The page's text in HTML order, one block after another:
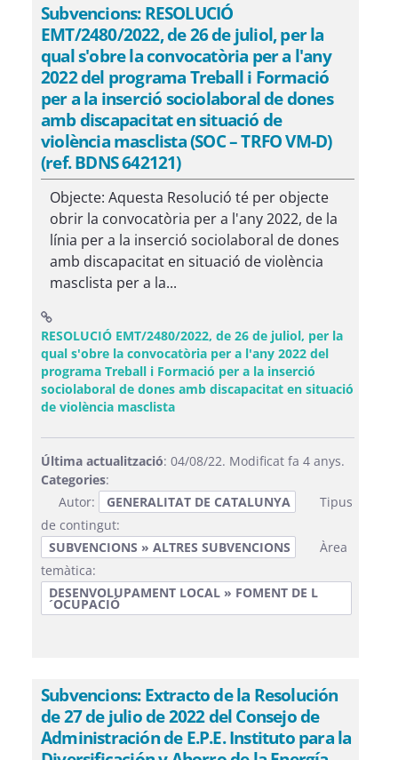
Subvencions: RESOLUCIÓ
EMT/2480/2022, de 26 de juliol, per la
qual s'obre la convocatòria per a l'any
2022 del programa Treball i Formació
per a la inserció sociolaboral de dones
amb discapacitat en situació de
violència masclista (SOC – TRFO VM-D)
(ref. BDNS 642121)
Objecte: Aquesta Resolució té per objecte
obrir la convocatòria per a l'any 2022, de la
línia per a la inserció sociolaboral de dones
amb discapacitat en situació de violència
masclista per a la...
RESOLUCIÓ EMT/2480/2022, de 26 de juliol, per la
qual s'obre la convocatòria per a l'any 2022 del
programa Treball i Formació per a la inserció
sociolaboral de dones amb discapacitat en situació
de violència masclista(Obre una finestra nova)
Última actualització: 04/08/22. Modificat fa 4 anys.
Categories:
Autor:
GENERALITAT DE CATALUNYA
Tipus
de contingut:
SUBVENCIONS » ALTRES SUBVENCIONS
Àrea
temàtica:
DESENVOLUPAMENT LOCAL » FOMENT DE L
´OCUPACIÓ
Subvencions: Extracto de la Resolución
de 27 de julio de 2022 del Consejo de
Administración de E.P.E. Instituto para la